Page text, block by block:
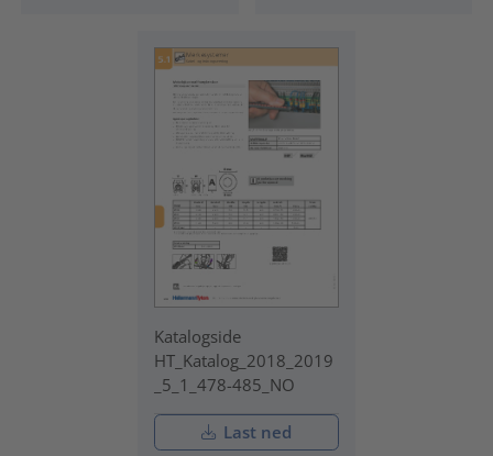
Katalogside
HT_Katalog_2018_2019
_5_1_478-485_NO
Last ned